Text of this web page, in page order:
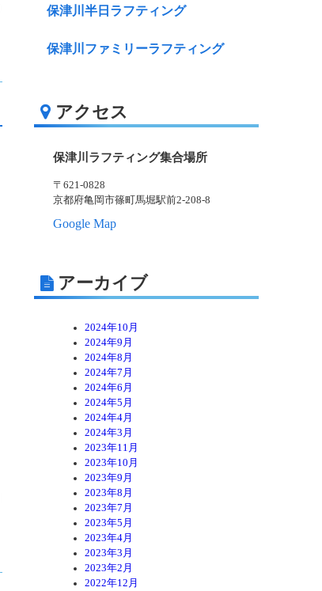
保津川半日ラフティング
保津川ファミリーラフティング
アクセス
保津川ラフティング集合場所
〒621-0828
京都府亀岡市篠町馬堀駅前2-208-8
Google Map
アーカイブ
2024年10月
2024年9月
2024年8月
2024年7月
2024年6月
2024年5月
2024年4月
2024年3月
2023年11月
2023年10月
2023年9月
2023年8月
2023年7月
2023年5月
2023年4月
2023年3月
2023年2月
2022年12月